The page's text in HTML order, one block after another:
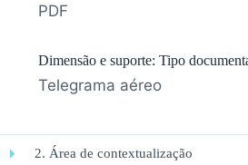
PDF
Dimensão e suporte: Tipo
Telegrama aéreo
2. Área de contextualização